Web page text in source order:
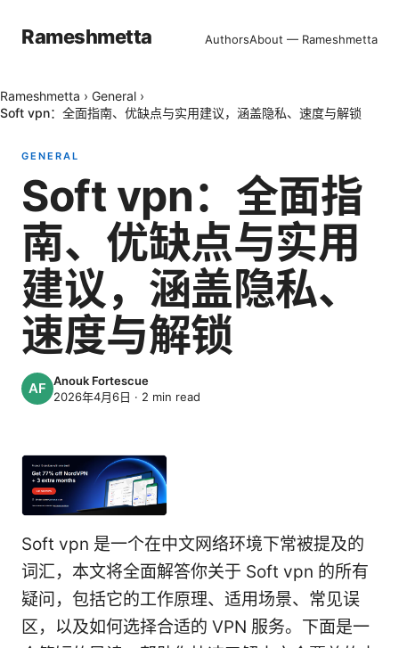
Rameshmetta AuthorsAbout — Rameshmetta
Rameshmetta › General ›
Soft vpn：全面指南、优缺点与实用建议，涵盖隐私、速度与解锁
GENERAL
Soft vpn：全面指
南、优缺点与实用
建议，涵盖隐私、
速度与解锁
Anouk Fortescue
2026年4月6日 · 2 min read
Soft vpn 是一个在中文网络环境下常被提及的
词汇，本文将全面解答你关于 Soft vpn 的所有
疑问，包括它的工作原理、适用场景、常见误
区，以及如何选择合适的 VPN 服务。下面是一